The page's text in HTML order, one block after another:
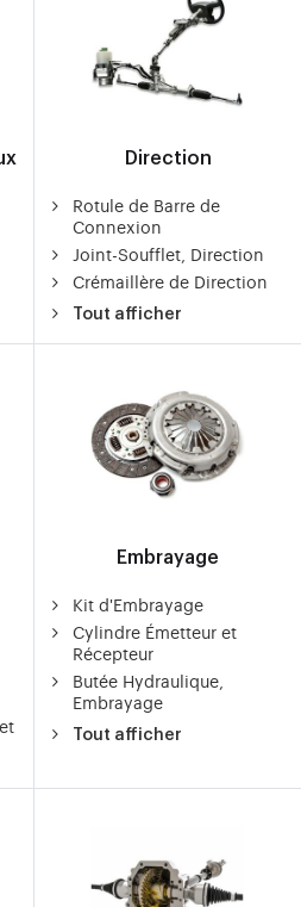
Direction
Rotule de Barre de
Connexion
Joint-Soufflet, Direction
Crémaillère de Direction
Tout afficher
Embrayage
Kit d'Embrayage
Cylindre Émetteur et
Récepteur
Butée Hydraulique,
Embrayage
Tout afficher